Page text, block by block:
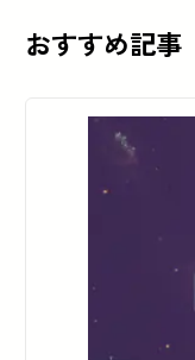
おすすめ記事